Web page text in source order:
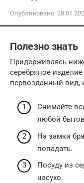
Опубликовано:
Полезно знать
Придерживаясь
серебряное
первозданный вид,
Снимайте
любой
На замки
попадать.
Посуду из
насухо.